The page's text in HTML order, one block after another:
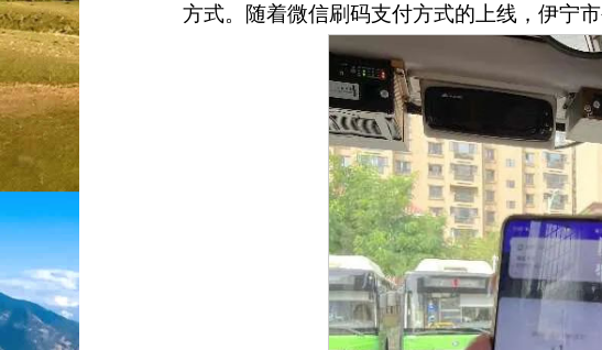
方式。随着微信刷码支付方式的上线，伊宁